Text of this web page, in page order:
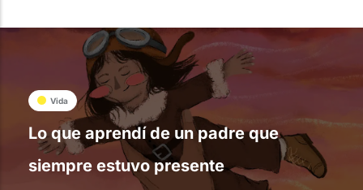
Vida
Lo que aprendí de un padre que
siempre estuvo presente